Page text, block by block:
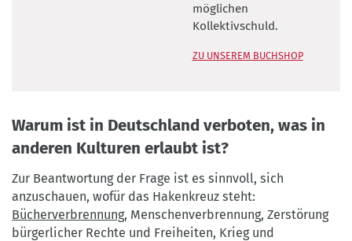
möglichen
Kollektivschuld.
ZU UNSEREM BUCHSHOP
Warum ist in Deutschland verboten, was in
anderen Kulturen erlaubt ist?
Zur Beantwortung der Frage ist es sinnvoll, sich
anzuschauen, wofür das Hakenkreuz steht:
Bücherverbrennung, Menschenverbrennung, Zerstörung
bürgerlicher Rechte und Freiheiten, Krieg und